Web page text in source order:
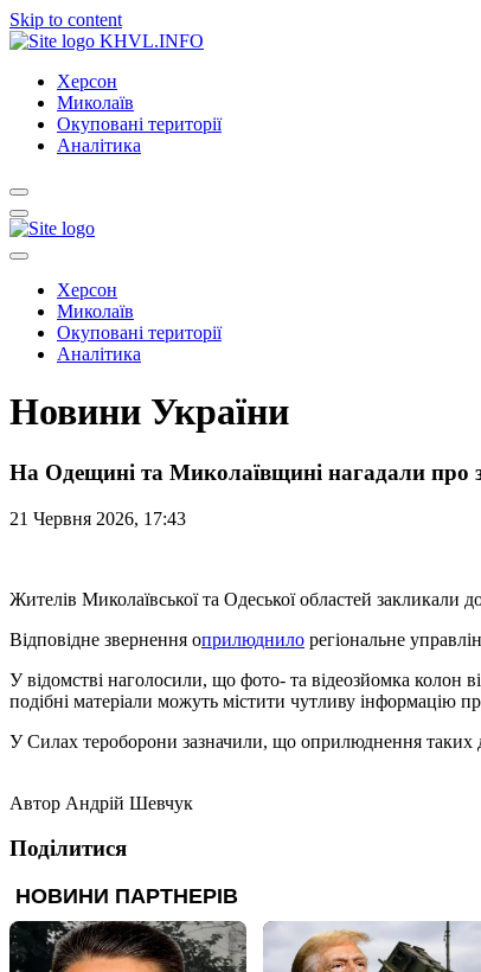
Skip to content
KHVL.INFO
Херсон
Миколаїв
Окуповані території
Аналітика
Херсон
Миколаїв
Окуповані території
Аналітика
Новини України
На Одещині та Миколаївщині нагадали про
21 Червня 2026, 17:43
Жителів Миколаївської та Одеської областей закликали
Відповідне звернення оприлюднило регіональне
У відомстві наголосили, що фото- та відеозйомка колон
подібні матеріали можуть містити чутливу інформацію
У Силах тероборони зазначили, що оприлюднення таких
Автор Андрій Шевчук
Поділитися